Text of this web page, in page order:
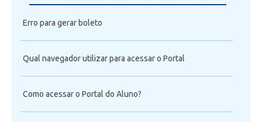
Erro para gerar boleto
Qual navegador utilizar para acessar o Portal
Como acessar o Portal do Aluno?